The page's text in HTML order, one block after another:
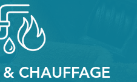
CHAUFFAGE